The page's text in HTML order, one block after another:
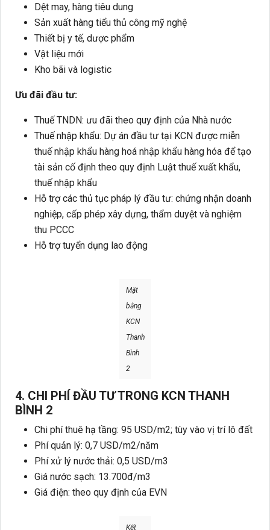
Dệt may, hàng tiêu dung
Sản xuất hàng tiểu thủ công mỹ nghệ
Thiết bị y tế, dược phẩm
Vật liệu mới
Kho bãi và logistic
Ưu đãi đầu tư:
Thuế TNDN: ưu đãi theo quy định của Nhà nước
Thuế nhập khẩu: Dự án đầu tư tại KCN được miễn
thuế nhập khẩu hàng hoá nhập khẩu hàng hóa để tạo
tài sản cố định theo quy định Luật thuế xuất khẩu,
thuế nhập khẩu
Hỗ trợ các thủ tục pháp lý đầu tư: chứng nhận doanh
nghiệp, cấp phép xây dựng, thẩm duyệt và nghiệm
thu PCCC
Hỗ trợ tuyển dụng lao động
Mặt
bằng
KCN
Thanh
Bình
2
4. CHI PHÍ ĐẦU TƯ TRONG KCN THANH
BÌNH 2
Chi phí thuê hạ tầng: 95 USD/m2; tùy vào vị trí lô đất
Phí quản lý: 0,7 USD/m2/năm
Phí xử lý nước thải: 0,5 USD/m3
Giá nước sạch: 13.700đ/m3
Giá điện: theo quy định của EVN
Kết